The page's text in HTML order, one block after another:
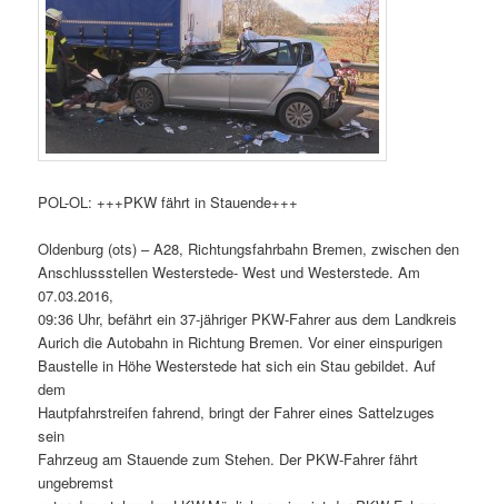
POL-OL: +++PKW fährt in Stauende+++
Oldenburg (ots) – A28, Richtungsfahrbahn Bremen, zwischen den
Anschlussstellen Westerstede- West und Westerstede. Am
07.03.2016,
09:36 Uhr, befährt ein 37-jähriger PKW-Fahrer aus dem Landkreis
Aurich die Autobahn in Richtung Bremen. Vor einer einspurigen
Baustelle in Höhe Westerstede hat sich ein Stau gebildet. Auf
dem
Hautpfahrstreifen fahrend, bringt der Fahrer eines Sattelzuges
sein
Fahrzeug am Stauende zum Stehen. Der PKW-Fahrer fährt
ungebremst